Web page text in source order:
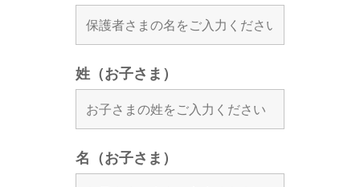
姓（お子さま）
名（お子さま）